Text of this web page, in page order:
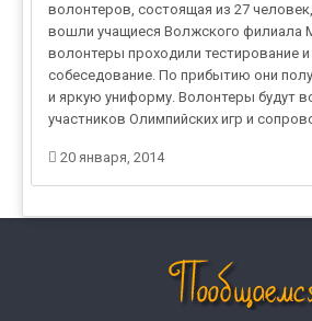
волонтеров, состоящая из 27
вошли учащиеся Волжского филиала
волонтеры проходили тестирование
собеседование. По прибытию они
и яркую униформу. Волонтеры будут
участников Олимпийских игр и
20 января, 2014